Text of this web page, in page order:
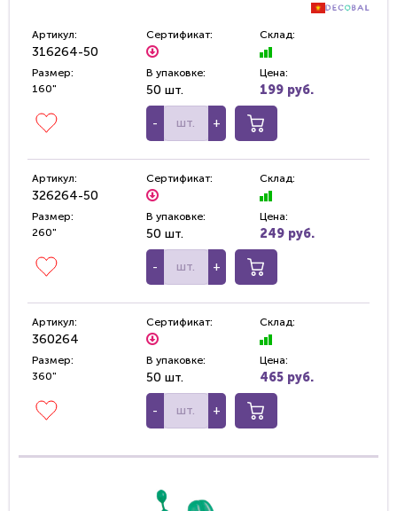
Артикул:
316264-50
Сертификат: Склад:
Размер:
160"
В упаковке:
50 шт.
Цена:
199 руб.
- +
Артикул:
326264-50
Сертификат: Склад:
Размер:
260"
В упаковке:
50 шт.
Цена:
249 руб.
- +
Артикул:
360264
Сертификат: Склад:
Размер:
360"
В упаковке:
50 шт.
Цена:
465 руб.
- +